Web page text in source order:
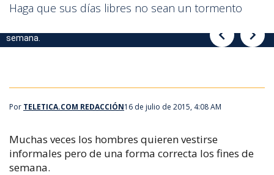
Haga que sus días libres no sean un tormento
semana.
semana.
Por TELETICA.COM REDACCIÓN16 de julio de 2015, 4:08 AM
Muchas veces los hombres quieren vestirse
informales pero de una forma correcta los fines de
semana.